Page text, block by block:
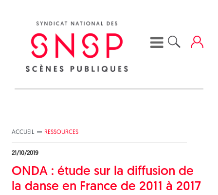
ACCUEIL RESSOURCES
21/10/2019
ONDA : étude sur la diffusion de
la danse en France de 2011 à 2017